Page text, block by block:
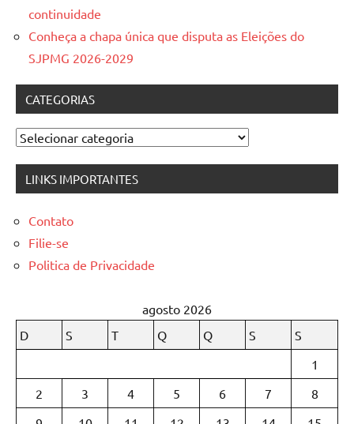
continuidade
Conheça a chapa única que disputa as Eleições do
SJPMG 2026-2029
CATEGORIAS
Categorias
LINKS IMPORTANTES
Contato
Filie-se
Politica de Privacidade
agosto 2026
D
S T Q Q S
S
1
2
3 4 5 6 7
8